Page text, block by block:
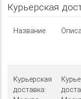
Курьерская
Название
Курьерская
доставка: